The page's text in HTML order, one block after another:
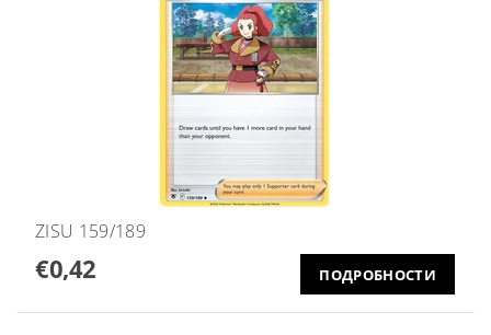
ZISU 159/189
€0,42 ПОДРОБНОСТИ